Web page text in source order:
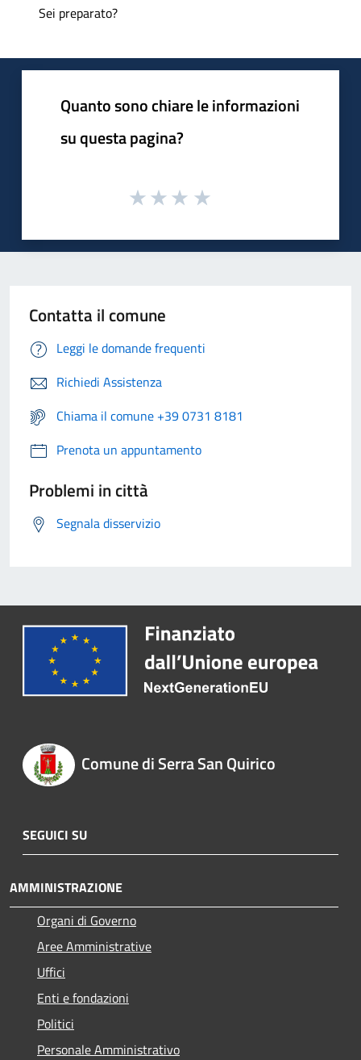
Sei preparato?
Quanto sono chiare le informazioni
su questa pagina?
Contatta il comune
Leggi le domande frequenti
Richiedi Assistenza
Chiama il comune +39 0731 8181
Prenota un appuntamento
Problemi in città
Segnala disservizio
Comune di Serra San Quirico
SEGUICI SU
AMMINISTRAZIONE
Organi di Governo
Aree Amministrative
Uffici
Enti e fondazioni
Politici
Personale Amministrativo